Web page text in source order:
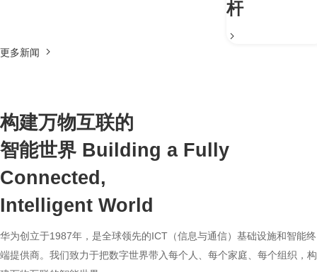
杆
更多新闻
构建万物互联的
智能世界 Building a Fully
Connected,
Intelligent World
华为创立于1987年，是全球领先的ICT（信息与通信）基础设施和智能终
端提供商。我们致力于把数字世界带入每个人、每个家庭、每个组织，构